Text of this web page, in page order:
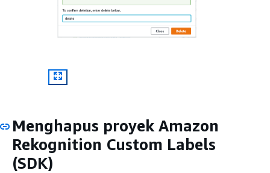
Menghapus proyek Amazon
Rekognition Custom Labels
(SDK)